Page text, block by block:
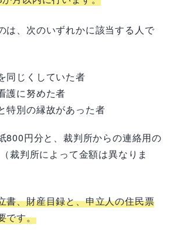
は、次のいずれかに該当する人で
同じくしていた者
護に努めた者
特別の縁故があった者
800円分と、裁判所からの連絡用の
裁判所によって金額は異なりま
書、財産目録と、申立人の住民票
です。